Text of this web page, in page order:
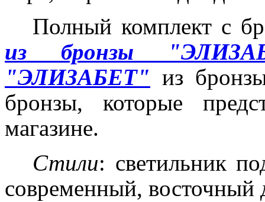
Полный комплект с
из бронзы
"ЭЛИЗАБЕТ" из
бронзы, которые
магазине.
Стили: светильник
современный, восточный